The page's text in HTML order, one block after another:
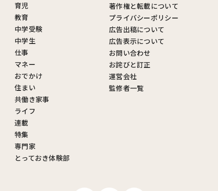
育児
教育
中学受験
中学生
仕事
マネー
おでかけ
住まい
共働き家事
ライフ
連載
特集
専門家
とっておき体験部
著作権と転載について
プライバシーポリシー
広告出稿について
広告表示について
お問い合わせ
お詫びと訂正
運営会社
監修者一覧